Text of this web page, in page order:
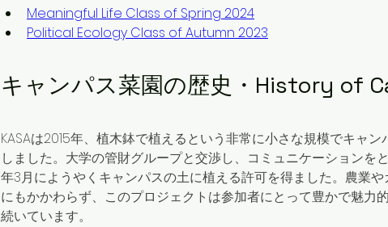
Meaningful Life Class of Spring 2024
Political Ecology Class of Autumn 2023
キャンパス菜園の歴史・History of
KASAは2015年、植木鉢で植えるという非常に小さな規模でキャ
しました。大学の管財グループと交渉し、コミュニケーションを
年3月にようやくキャンパスの土に植える許可を得ました。農業
にもかかわらず、このプロジェクトは参加者にとって豊かで魅力
続いています。